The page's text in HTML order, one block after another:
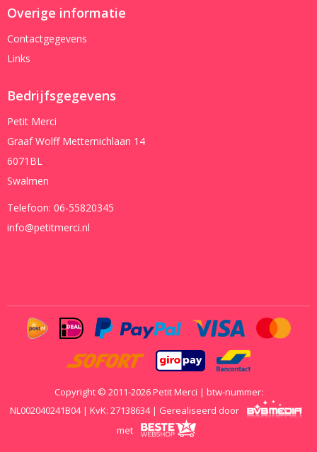
Overige informatie
Contactgegevens
Links
Bedrijfsgegevens
Petit Merci
Graaf Wolff Metternichlaan 14
6071BL
Swalmen
Telefoon: 06-55820345
info@petitmerci.nl
Copyright © 2011-2026 Petit Merci | btw-nummer:
NL002040241B04 | KvK: 27138634 | Gerealiseerd door
met